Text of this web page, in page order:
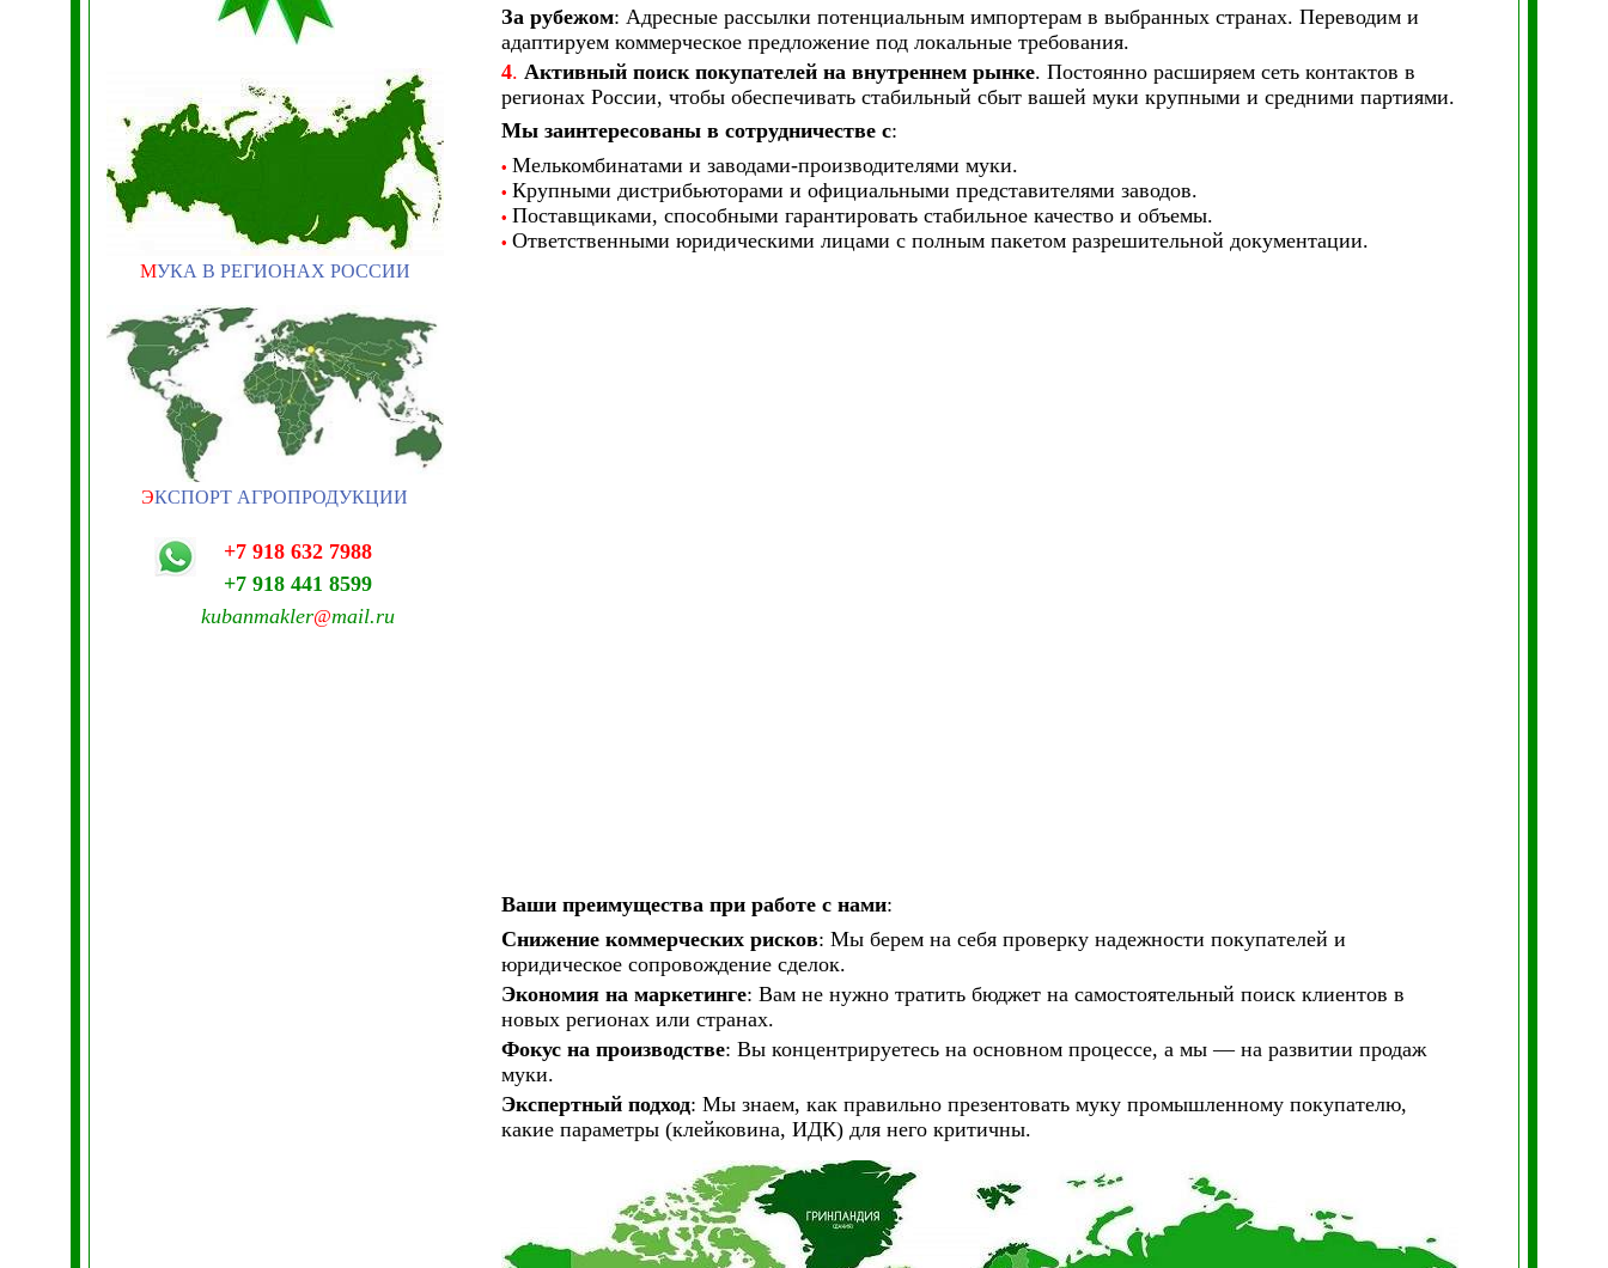
МУКА В РЕГИОНАХ РОССИИ
ЭКСПОРТ АГРОПРОДУКЦИИ
+7 918 632 7988
+7 918 441 8599
kubanmakler@mail.ru
За рубежом: Адресные рассылки потенциальным импортерам в выбранных странах. Переводим и
адаптируем коммерческое предложение под локальные требования.
4. Активный поиск покупателей на внутреннем рынке. Постоянно расширяем сеть контактов в
регионах России, чтобы обеспечивать стабильный сбыт вашей муки крупными и средними партиями.
Мы заинтересованы в сотрудничестве с:
• Мелькомбинатами и заводами-производителями муки.
• Крупными дистрибьюторами и официальными представителями заводов.
• Поставщиками, способными гарантировать стабильное качество и объемы.
• Ответственными юридическими лицами с полным пакетом разрешительной документации.
Ваши преимущества при работе с нами:
Снижение коммерческих рисков: Мы берем на себя проверку надежности покупателей и
юридическое сопровождение сделок.
Экономия на маркетинге: Вам не нужно тратить бюджет на самостоятельный поиск клиентов в
новых регионах или странах.
Фокус на производстве: Вы концентрируетесь на основном процессе, а мы — на развитии продаж
муки.
Экспертный подход: Мы знаем, как правильно презентовать муку промышленному покупателю,
какие параметры (клейковина, ИДК) для него критичны.